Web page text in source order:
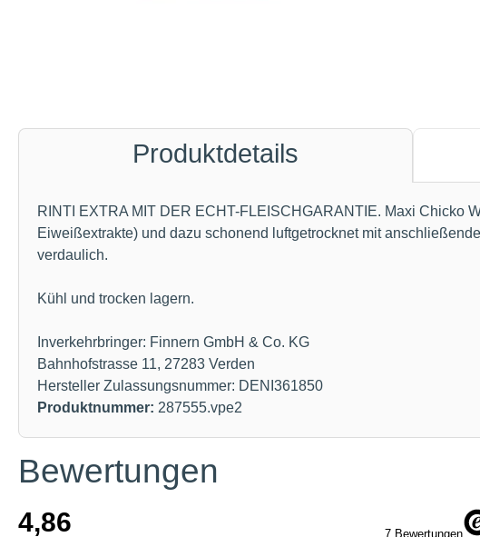
Produktdetails
RINTI EXTRA MIT DER ECHT-FLEISCHGARANTIE. Maxi Chicko
Eiweißextrakte) und dazu schonend luftgetrocknet mit
verdaulich.
Kühl und trocken lagern.
Inverkehrbringer: Finnern GmbH & Co. KG
Bahnhofstrasse 11, 27283 Verden
Hersteller Zulassungsnummer: DENI361850
Produktnummer: 287555.vpe2
Bewertungen